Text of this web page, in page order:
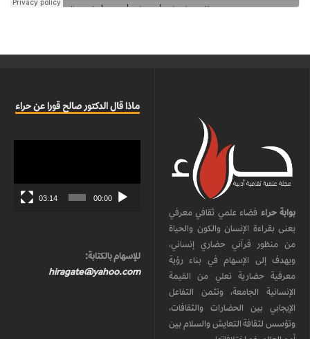
بوابة حراء فضاء علمي ثقافي معرفي
يعنى بقراءة الإنسان والكون والحياة
من منظور قرآني حضاري إنساني،
ويهدف إلى الإسهام في بناء رؤية
معرفية حضارية تعلي من القيمة
الإنسانية الجامعة، وتثمن التفاعل
الإيجابي بين الحضارات والثقافات،
وتؤسس لثقافة التعايش والسلام بين
ماذا قال الدكتور صالح قورا عن حراء
00:00
03:14
للإسهام بالكتابة:
hiragate@yahoo.com